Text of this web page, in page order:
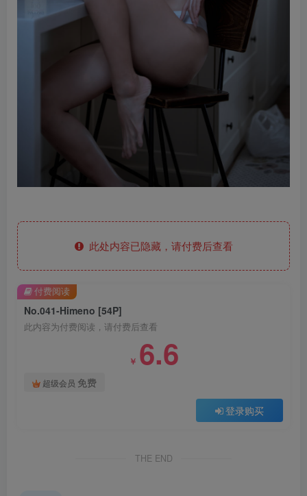
此处内容已隐藏，请付费后查看
No.041-Himeno [54P]
此内容为付费阅读，请付费后查看
￥ 6.6
超级会员 免费
登录购买
付费阅读
THE END